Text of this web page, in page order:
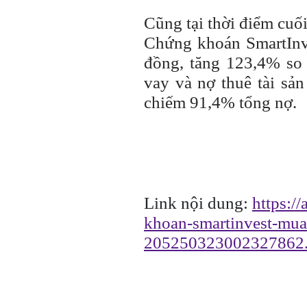
Cũng tại thời điểm
Chứng khoán
đồng, tăng 123,4%
vay và nợ thuê tài
chiếm 91,4% tổng nợ.
Link nội dung: https://
khoan-smartinvest-